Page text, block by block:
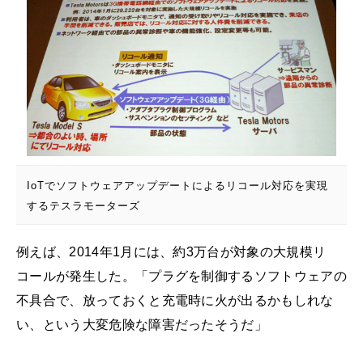
IoTでソフトウェアアップデートによるリコール対応を実現
するテスラモーターズ
例えば、2014年1月には、約3万台が対象の大規模リ
コールが発生した。「プラグを制御するソフトウェアの
不具合で、放っておくと充電時に火が出るかもしれな
い、という大変危険な障害だったそうだ」